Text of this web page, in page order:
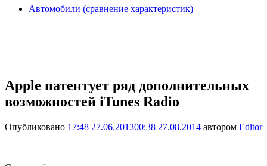
Автомобили (сравнение характеристик)
Apple патентует ряд дополнительных
возможностей iTunes Radio
Опубликовано 17:48 27.06.201300:38 27.08.2014 автором Editor